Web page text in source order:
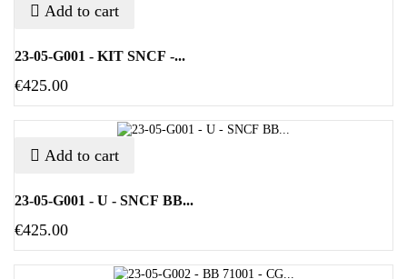
Add to cart
23-05-G001 - KIT SNCF -...
€425.00
Add to cart
23-05-G001 - U - SNCF BB...
€425.00